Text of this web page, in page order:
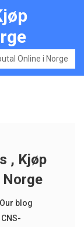
Online i Norge
, Kjøp
Norge
Our blog
CNS-